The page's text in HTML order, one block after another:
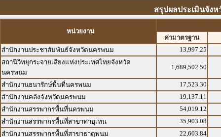
สรุปผลประเมินจัง
หน่วยงาน
ค่ามาตรฐาน
สำนักงานประชาสัมพันธ์จังหวัดนครพนม
13,997.25
สถานีวิทยุกระจายเสียงแห่งประเทศไทยจังหวัด
นครพนม
1,689,502.50
สำนักงานธนารักษ์พื้นที่นครพนม
17,523.30
สำนักงานคลังจังหวัดนครพนม
19,137.11
สำนักงานสรรพากรพื้นที่นครพนม
54,019.12
สำนักงานสรรพากรพื้นที่สาขาท่าอุเทน
35,903.08
สำนักงานสรรพากรพื้นที่สาขาธาตุพนม
22,603.84